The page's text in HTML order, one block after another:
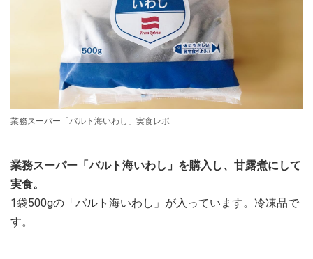
業務スーパー「バルト海いわし」実食レポ
業務スーパー「バルト海いわし」を購入し、甘露煮にして
実食。
1袋500gの「バルト海いわし」が入っています。冷凍品で
す。